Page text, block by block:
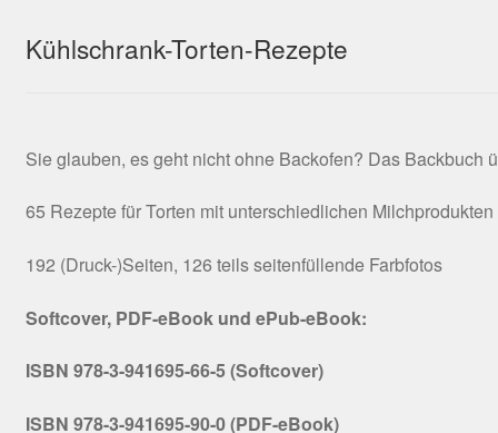
Kühlschrank-Torten-Rezepte
Sie glauben, es geht nicht ohne Backofen? Das Backbuch
65 Rezepte für Torten mit unterschiedlichen
192 (Druck-)Seiten, 126 teils seitenfüllende Farbfotos
Softcover, PDF-eBook und ePub-eBook:
ISBN 978-3-941695-66-5 (Softcover)
ISBN 978-3-941695-90-0 (PDF-eBook)